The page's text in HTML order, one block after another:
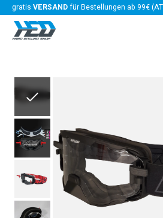
gratis VERSANDfür Bestellungen ab 99€